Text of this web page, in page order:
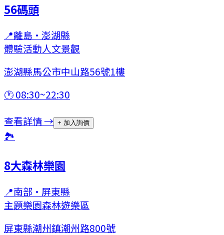
56碼頭
📍離島 · 澎湖縣
體驗活動人文景觀
澎湖縣馬公市中山路56號1樓
🕐08:30~22:30
查看詳情 → + 加入詢價
🏞
8大森林樂園
📍南部 · 屏東縣
主題樂園森林遊樂區
屏東縣潮州鎮潮州路800號